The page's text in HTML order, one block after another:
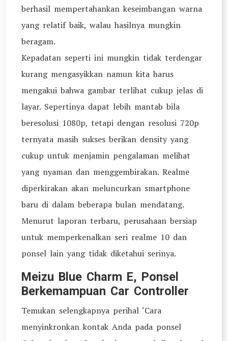
berhasil mempertahankan keseimbangan warna
yang relatif baik, walau hasilnya mungkin
beragam.
Kepadatan seperti ini mungkin tidak terdengar
kurang mengasyikkan namun kita harus
mengakui bahwa gambar terlihat cukup jelas di
layar. Sepertinya dapat lebih mantab bila
beresolusi 1080p, tetapi dengan resolusi 720p
ternyata masih sukses berikan density yang
cukup untuk menjamin pengalaman melihat
yang nyaman dan menggembirakan. Realme
diperkirakan akan meluncurkan smartphone
baru di dalam beberapa bulan mendatang.
Menurut laporan terbaru, perusahaan bersiap
untuk memperkenalkan seri realme 10 dan
ponsel lain yang tidak diketahui serinya.
Meizu Blue Charm E, Ponsel
Berkemampuan Car Controller
Temukan selengkapnya perihal ‘Cara
menyinkronkan kontak Anda pada ponsel